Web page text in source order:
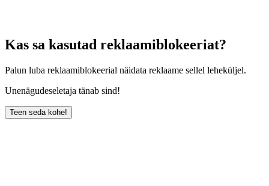
Kas sa kasutad reklaamiblokeeriat?
Palun luba reklaamiblokeerial näidata reklaame sellel leheküljel.
Unenägudeseletaja tänab sind!
Teen seda kohe!